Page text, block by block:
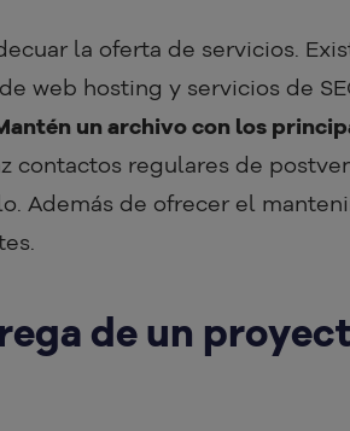
la oferta de servicios.
web hosting y servicios de
un archivo con los
contactos regulares de
Además de ofrecer el
de un